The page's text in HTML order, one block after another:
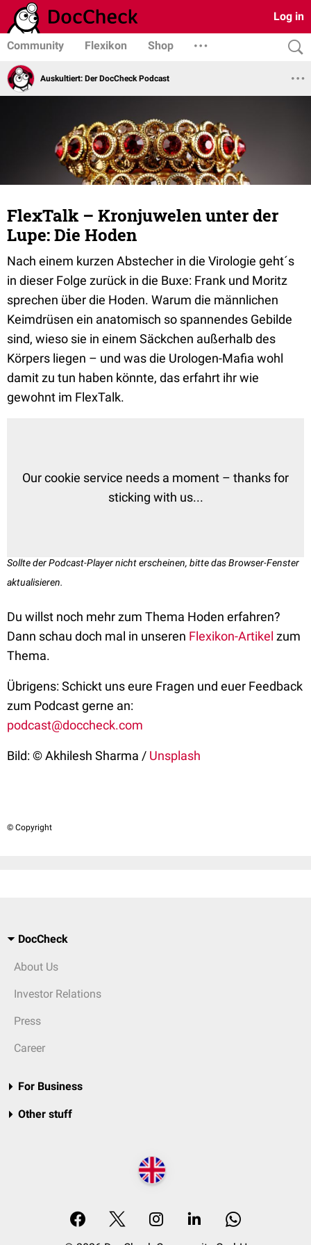
Log in
Community Flexikon Shop
Auskultiert: Der DocCheck Podcast
FlexTalk – Kronjuwelen unter der
Lupe: Die Hoden
Nach einem kurzen Abstecher in die Virologie geht´s
in dieser Folge zurück in die Buxe: Frank und Moritz
sprechen über die Hoden. Warum die männlichen
Keimdrüsen ein anatomisch so spannendes Gebilde
sind, wieso sie in einem Säckchen außerhalb des
Körpers liegen – und was die Urologen-Mafia wohl
damit zu tun haben könnte, das erfahrt ihr wie
gewohnt im FlexTalk.
Our cookie service needs a moment – thanks for
sticking with us...
Sollte der Podcast-Player nicht erscheinen, bitte das Browser-Fenster
aktualisieren.
Du willst noch mehr zum Thema Hoden erfahren?
Dann schau doch mal in unseren Flexikon-Artikel zum
Thema.
Übrigens: Schickt uns eure Fragen und euer Feedback
zum Podcast gerne an:
podcast@doccheck.com
Bild: © Akhilesh Sharma / Unsplash
© Copyright
DocCheck
About Us
Investor Relations
Press
Career
For Business
Other stuff